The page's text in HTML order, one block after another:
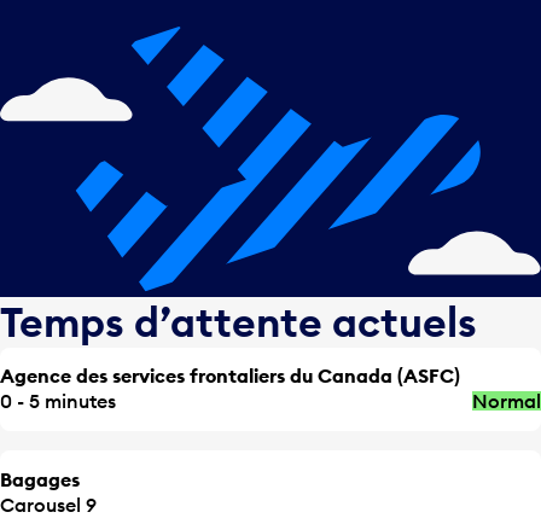
Temps d’attente actuels
Agence des services frontaliers du Canada (ASFC)
0 - 5 minutes
Normal
Bagages
Carousel 9